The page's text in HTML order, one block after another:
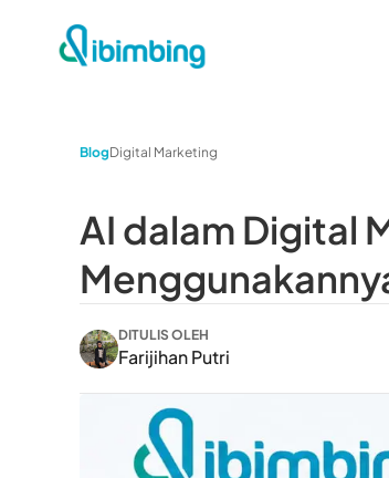
BlogDigital Marketing
AI dalam Digital
DITULIS OLEH
Farijihan Putri